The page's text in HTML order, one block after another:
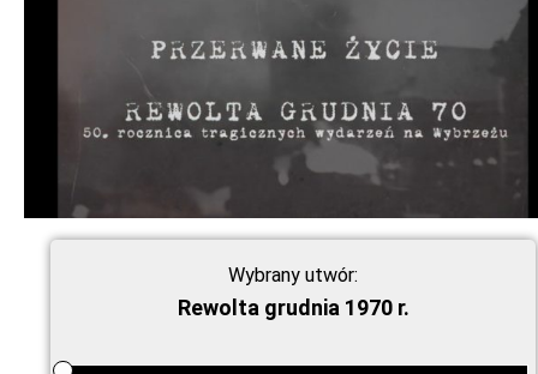
Wybrany utwór:
Rewolta grudnia 1970 r.